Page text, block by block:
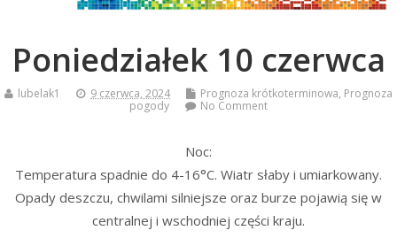
Poniedziałek 10 czerwca
lubelak1 9 czerwca, 2024 Prognoza krótkoterminowa, Prognoza
pogody
No Comment
Noc:
Temperatura spadnie do 4-16°C. Wiatr słaby i umiarkowany.
Opady deszczu, chwilami silniejsze oraz burze pojawią się w
centralnej i wschodniej części kraju.